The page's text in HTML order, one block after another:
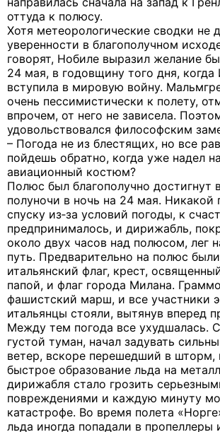
оттуда к полюсу.
Хотя метеорологические сводки не
уверенности в благополучном
говорят, Нобиле выразил желание
24 мая, в годовщину того дня, когда
вступила в мировую войну.
очень пессимистически к полету,
впрочем, от него не зависела.
удовольствовался философским
– Погода не из блестящих, но все
пойдешь обратно, когда уже надел
авиационный костюм?
Полюс был благополучно достигнут
полуночи в ночь на 24 мая. Никакой
спуску из‑за условий погоды, к
предпринималось, и дирижабль,
около двух часов над полюсом, лег
путь. Предварительно на полюс
итальянский флаг, крест,
папой, и флаг города Милана.
фашистский марш, и все участники
итальянцы стояли, вытянув вперед
Между тем погода все ухудшалась.
густой туман, начал задувать
ветер, вскоре перешедший в шторм,
быстрое образование льда на
дирижабля стало грозить
повреждениями и каждую минуту
катастрофе. Во время полета
льда иногда попадали в пропеллеры